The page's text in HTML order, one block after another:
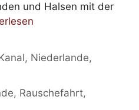
und Halsen mit der
, Niederlande,
, Rauschefahrt,